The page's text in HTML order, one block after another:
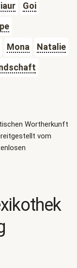
Goi
Mona
Natalie
Wortherkunft
vom